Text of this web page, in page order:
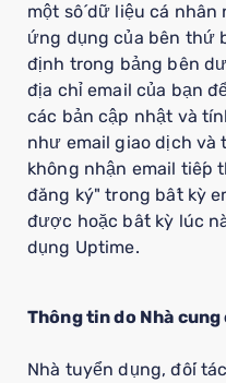
một số dữ liệu cá
ứng dụng của bên thứ
định trong bảng bên
địa chỉ email của bạn
các bản cập nhật và
như email giao dịch và
không nhận email tiếp
đăng ký" trong bất kỳ
được hoặc bất kỳ lúc
dụng Uptime.
Thông tin do Nhà
Nhà tuyển dụng, đối